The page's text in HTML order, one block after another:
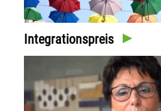
Integrationspreis